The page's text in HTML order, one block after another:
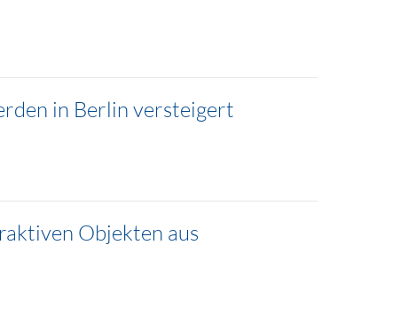
in Berlin versteigert
Objekten aus